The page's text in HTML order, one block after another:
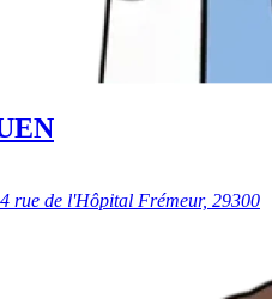
rue de l'Hôpital Frémeur, 29300